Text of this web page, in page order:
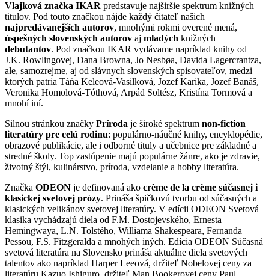
Vlajková značka IKAR predstavuje najširšie spektrum knižných
titulov. Pod touto značkou nájde každý čitateľ našich
najpredávanejších autorov, mnohými rokmi overené mená,
úspešných slovenských autorov aj mladých knižných
debutantov. Pod značkou IKAR vydávame napríklad knihy od
J.K. Rowlingovej, Dana Browna, Jo Nesbøa, Davida Lagercrantza,
ale, samozrejme, aj od slávnych slovenských spisovateľov, medzi
ktorých patria Táňa Keleová-Vasilková, Jozef Karika, Jozef Banáš,
Veronika Homolová-Tóthová, Arpád Soltész, Kristína Tormová a
mnohí iní.
Silnou stránkou značky Príroda je široké spektrum non-fiction
literatúry pre celú rodinu: populárno-náučné knihy, encyklopédie,
obrazové publikácie, ale i odborné tituly a učebnice pre základné a
stredné školy. Top zastúpenie majú populárne žánre, ako je zdravie,
životný štýl, kulinárstvo, príroda, vzdelanie a hobby literatúra.
Značka ODEON je definovaná ako crème de la crème súčasnej i
klasickej svetovej prózy. Prináša špičkovú tvorbu od súčasných a
klasických velikánov svetovej literatúry. V edícii ODEON Svetová
klasika vychádzajú diela od F.M. Dostojevského, Ernesta
Hemingwaya, L.N. Tolstého, Williama Shakespeara, Fernanda
Pessou, F.S. Fitzgeralda a mnohých iných. Edícia ODEON Súčasná
svetová literatúra na Slovensko prináša aktuálne diela svetových
talentov ako napríklad Harper Leeová, držiteľ Nobelovej ceny za